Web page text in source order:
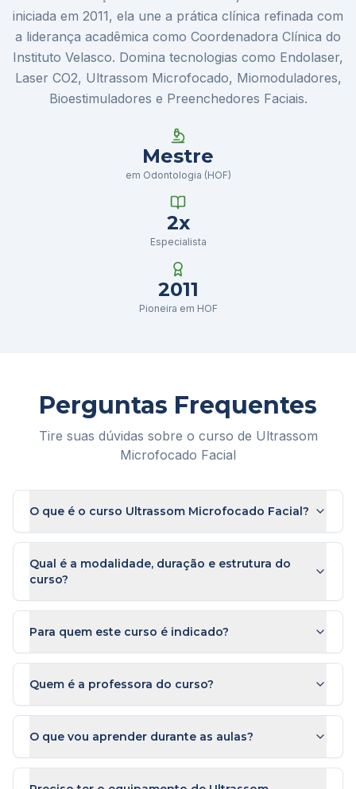
iniciada em 2011, ela une a prática clínica refinada com
a liderança acadêmica como Coordenadora Clínica do
Instituto Velasco. Domina tecnologias como Endolaser,
Laser CO2, Ultrassom Microfocado, Miomoduladores,
Bioestimuladores e Preenchedores Faciais.
Mestre
em Odontologia (HOF)
2x
Especialista
2011
Pioneira em HOF
Perguntas Frequentes
Tire suas dúvidas sobre o curso de Ultrassom
Microfocado Facial
O que é o curso Ultrassom Microfocado Facial?
Qual é a modalidade, duração e estrutura do
curso?
Para quem este curso é indicado?
Quem é a professora do curso?
O que vou aprender durante as aulas?